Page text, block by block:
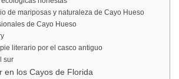
de mariposas y naturaleza de Cayo Hueso
de Cayo Hueso
literario por el casco antiguo
sur
en los Cayos de Florida